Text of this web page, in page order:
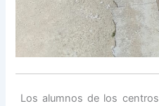
Los alumnos de los